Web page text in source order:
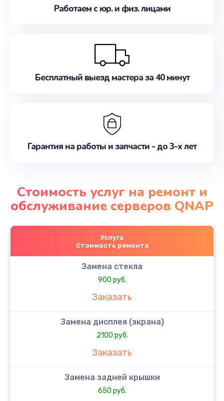
Работаем с юр. и физ. лицами
Бесплатный выезд мастера за 40 минут
Гарантия на работы и запчасти - до 3-х лет
Стоимость услуг на ремонт и
обслуживание серверов QNAP
Услуга
Стоимость ремонта
Замена стекла
900 руб.
Заказать
Замена дисплея (экрана)
2100 руб.
Заказать
Замена задней крышки
650 руб.